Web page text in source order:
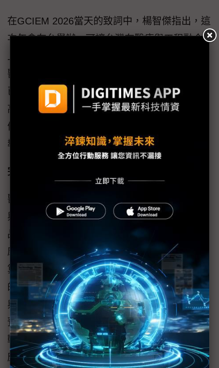
在GCIEM 2026當天的致詞中，楊智傑指出，這
次年會在台舉辦，可讓台灣在醫療與工程融合
上的角色從參與者轉為實踐者，這次論壇聚焦
醫學與工程整合，正反映出台灣在兩大領域間
已建立高度緊密的合作基礎。台灣一方面擁有
高品質醫療體系與完整臨床場域，另一方面具
備成熟ICT產業鏈，使創新技術得以快速驗證、
導入並擴大規模。
完善整合策略與執行力 華碩建構醫療新模式
醫療AI發展重心正從模型效能，轉向資料整合
與臨床落地能力。於本屆年會中，華碩醫療產
品企劃中心經理賴政宇以「AI驅動的多模態健
康基礎架構」為題指出，AI價值不只在模型與
算力，更在於能否成為醫療場域中可持續運作
的系統。華碩目標是整合硬體設備、數據平台
與AI技術，推動醫療模式由被動治療走向主動
預防與持續管理。現階段產業仍面臨三大挑
戰：健康數據蒐集不足、臨床資料難快速轉化
應用，以及裝置、資料與模型彼此分散，難形